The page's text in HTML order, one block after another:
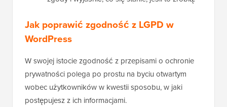
Jak poprawić zgodność z LGPD w
WordPress
W swojej istocie zgodność z przepisami o ochronie
prywatności polega po prostu na byciu otwartym
wobec użytkowników w kwestii sposobu, w jaki
postępujesz z ich informacjami.